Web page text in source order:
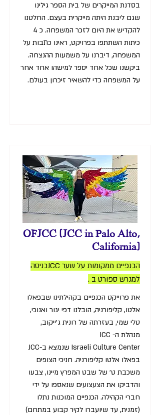
בסדנת המייקרים של בית הספר גילינו
שגם ליבנת היתה מייקרית בעצם. החלטנו
להקדיש את היום לזכר המשפחה. כ 4
כיתות השתתפו בפרויקט, ראינו כתבות על
המשפחה, דיברנו על משמעות ההנצחה.
ביקשנו שכל אחד יספר למישהו אחד אחר
על המשפחה כדי להשאיר זיכרון בעולם.
OFJCC (JCC in Palo Alto,
California)
הכנפיים ממקומות על שער JCCכניסה
למגרש ספורט ב .
את פרוייקט הכנפיים בקהילתינו שבפאלו
אלטו, קליפורניה, הובלנו דפי יגור ואנוכי,
טלי שמי, בעזרתה של רונית ג׳ייקוב,
מנהלת ה- ICC
Israeli Culture Center שנמצא ב-JCC
בפאלו אלטו קליפורניה. חניכי הצופים
משכבת ט׳ של שבט המפרץ מיינו, צבעו
והדביקו את הצעצועים שנאספו על ידי
חברי הקהילה. הכנפיים המוכנות נתלו
(זמנית, עד שיועברו לקיר קבוע במתחם)